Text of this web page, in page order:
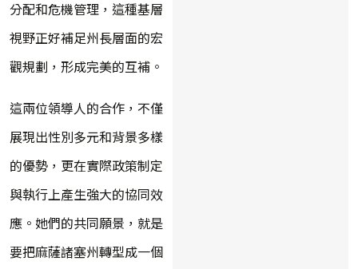
分配和危機管理，這種基層
視野正好補足州長層面的宏
觀規劃，形成完美的互補。
這兩位領導人的合作，不僅
展現出性別多元和背景多樣
的優勢，更在實際政策制定
與執行上產生強大的協同效
應。她們的共同願景，就是
要把麻薩諸塞州轉型成一個